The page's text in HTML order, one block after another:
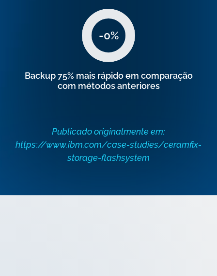
-0%
Backup 75% mais rápido em comparação
com métodos anteriores
Publicado originalmente em:
https://www.ibm.com/case-studies/ceramfix-
storage-flashsystem